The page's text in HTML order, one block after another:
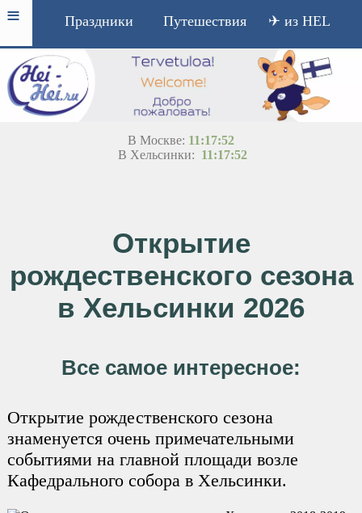
≡ Праздники Путешествия ✈ из HEL
В Москве: 11:17:52
В Хельсинки: 11:17:52
Открытие
рождественского сезона
в Хельсинки 2026
Все самое интересное:
Открытие рождественского сезона
знаменуется очень примечательными
событиями на главной площади возле
Кафедрального собора в Хельсинки.